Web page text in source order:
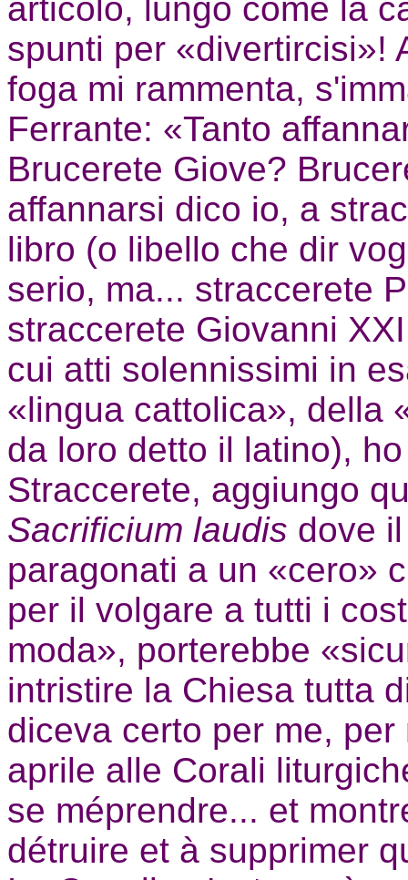
articolo, lungo come la
spunti per «divertircisi»!
foga mi rammenta,
Ferrante: «Tanto
Brucerete Giove?
affannarsi dico io, a
libro (o libello che dir
serio, ma... straccerete
straccerete Giovanni
cui atti solennissimi in
«lingua cattolica», della
da loro detto il latino),
Straccerete, aggiungo
Sacrificium laudis dove
paragonati a un «cero»
per il volgare a tutti i
moda», porterebbe
intristire la Chiesa tutta
diceva certo per me,
aprile alle Corali
se méprendre... et
détruire et à supprimer